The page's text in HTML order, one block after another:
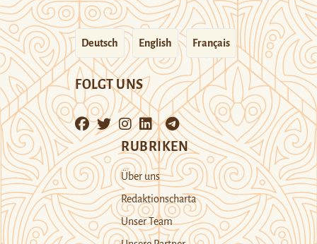
Deutsch English Français
FOLGT UNS
RUBRIKEN
Über uns
Redaktionscharta
Unser Team